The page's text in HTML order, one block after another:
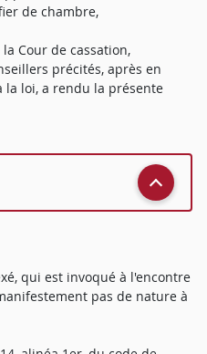
de chambre,
Cour de cassation,
précités, après en
loi, a rendu la présente
qui est invoqué à l'encontre
pas de nature à